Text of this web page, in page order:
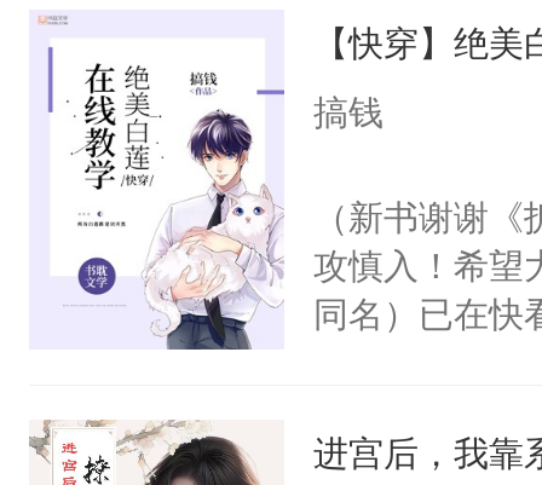
来，给老公
用力——为你
【快穿】绝
搞钱
（新书谢谢
攻慎入！希望
同名）已在快
成为所有白莲
进宫后，我靠